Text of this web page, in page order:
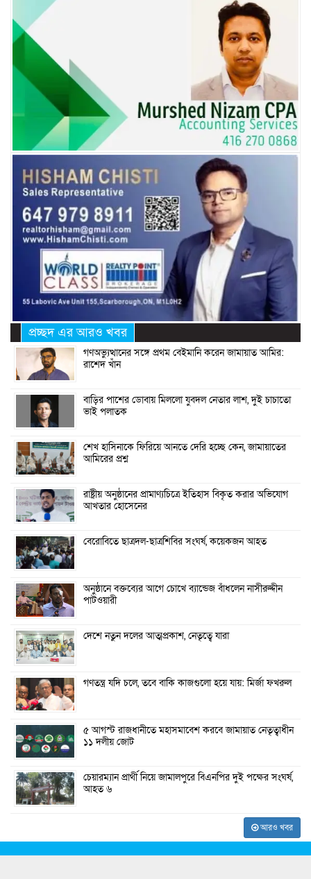
প্রচ্ছদ এর আরও খবর
গণঅভ্যুত্থানের সঙ্গে প্রথম বেইমানি করেন জামায়াত আমির:
রাশেদ খাঁন
বাড়ির পাশের ডোবায় মিললো যুবদল নেতার লাশ, দুই চাচাতো
ভাই পলাতক
শেখ হাসিনাকে ফিরিয়ে আনতে দেরি হচ্ছে কেন, জামায়াতের
আমিরের প্রশ্ন
রাষ্ট্রীয় অনুষ্ঠানের প্রামাণ্যচিত্রে ইতিহাস বিকৃত করার অভিযোগ
আখতার হোসেনের
বেরোবিতে ছাত্রদল-ছাত্রশিবির সংঘর্ষ, কয়েকজন আহত
অনুষ্ঠানে বক্তব্যের আগে চোখে ব্যান্ডেজ বাঁধলেন নাসীরুদ্দীন
পাটওয়ারী
দেশে নতুন দলের আত্মপ্রকাশ, নেতৃত্বে যারা
গণতন্ত্র যদি চলে, তবে বাকি কাজগুলো হয়ে যায়: মির্জা ফখরুল
৫ আগস্ট রাজধানীতে মহাসমাবেশ করবে জামায়াত নেতৃত্বাধীন
১১ দলীয় জোট
চেয়ারম্যান প্রার্থী নিয়ে জামালপুরে বিএনপির দুই পক্ষের সংঘর্ষ,
আহত ৬
আরও খবর